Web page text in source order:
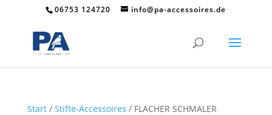
06753 124720 info@pa-accessoires.de
Start/ Stifte-Accessoires / FLACHER SCHMALER